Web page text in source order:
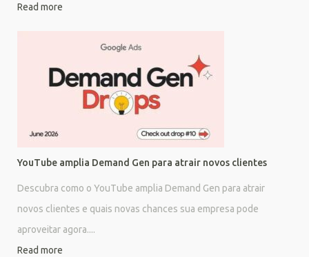
Read more
YouTube amplia Demand Gen para atrair novos clientes
Descubra como o YouTube amplia Demand Gen para atrair
novos clientes e quais novas chances sua empresa pode
aproveitar agora....
Read more